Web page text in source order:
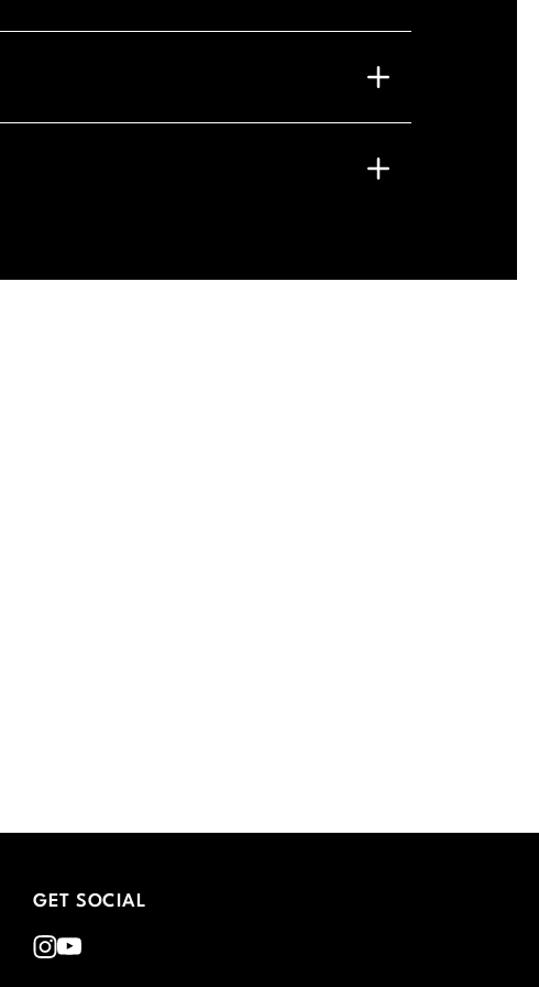
GET SOCIAL
Instagram
Youtube